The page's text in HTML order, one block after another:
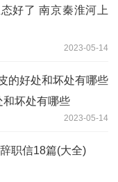
好了 南京秦淮河上
2023-05-14
的好处和坏处有哪些
和坏处有哪些
2023-05-14
职信18篇(大全)